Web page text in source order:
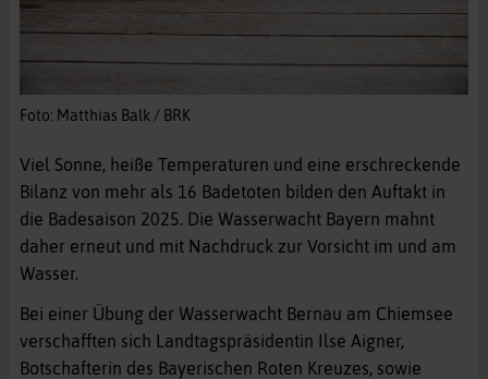
Foto: Matthias Balk / BRK
Viel Sonne, heiße Temperaturen und eine erschreckende
Bilanz von mehr als 16 Badetoten bilden den Auftakt in
die Badesaison 2025. Die Wasserwacht Bayern mahnt
daher erneut und mit Nachdruck zur Vorsicht im und am
Wasser.
Bei einer Übung der Wasserwacht Bernau am Chiemsee
verschafften sich Landtagspräsidentin Ilse Aigner,
Botschafterin des Bayerischen Roten Kreuzes, sowie